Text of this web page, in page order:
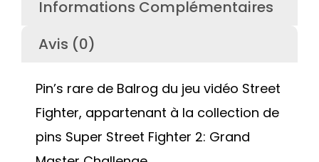
Informations Complémentaires
Avis (0)
Pin’s rare de Balrog du jeu vidéo Street
Fighter, appartenant à la collection de
pins Super Street Fighter 2: Grand